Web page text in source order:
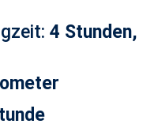
4 Stunden,